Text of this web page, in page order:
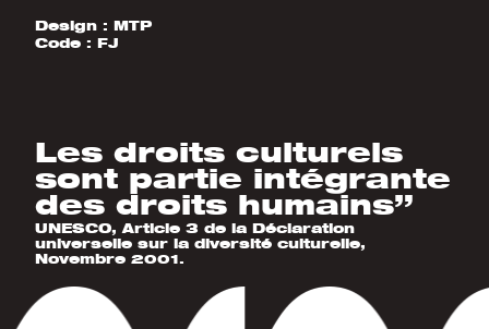
Design : MTP
Code : FJ
Les droits culturels
sont partie intégrante
des droits humains”
UNESCO, Article 3 de la Déclaration
universelle sur la diversité culturelle,
Novembre 2001.